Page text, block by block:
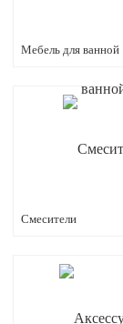
Мебель для ванной
Смесители